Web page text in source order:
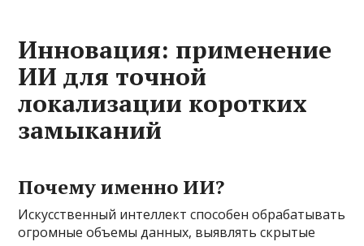
Инновация: применение
ИИ для точной
локализации коротких
замыканий
Почему именно ИИ?
Искусственный интеллект способен обрабатывать
огромные объемы данных, выявлять скрытые